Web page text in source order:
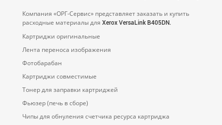
Компания «ОРГ-Cервис» представляет заказать и купить
расходные материалы для Xerox VersaLink B405DN.
Картриджи оригинальные
Лента переноса изображения
Фотобарабан
Картриджи совместимые
Тонер для заправки картриджей
Фьюзер (печь в сборе)
Чипы для обнуления счетчика ресурса картриджа